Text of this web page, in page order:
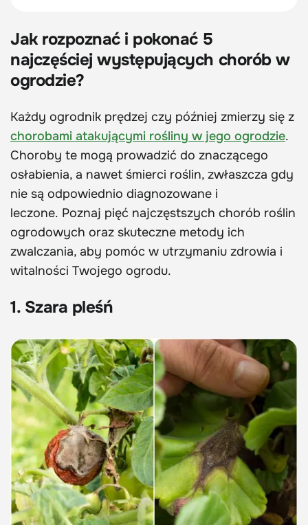
Jak rozpoznać i pokonać 5
najczęściej występujących chorób w
ogrodzie?
Każdy ogrodnik prędzej czy później zmierzy się z
chorobami atakującymi rośliny w jego ogrodzie.
Choroby te mogą prowadzić do znaczącego
osłabienia, a nawet śmierci roślin, zwłaszcza gdy
nie są odpowiednio diagnozowane i
leczone. Poznaj pięć najczęstszych chorób roślin
ogrodowych oraz skuteczne metody ich
zwalczania, aby pomóc w utrzymaniu zdrowia i
witalności Twojego ogrodu.
1. Szara pleśń